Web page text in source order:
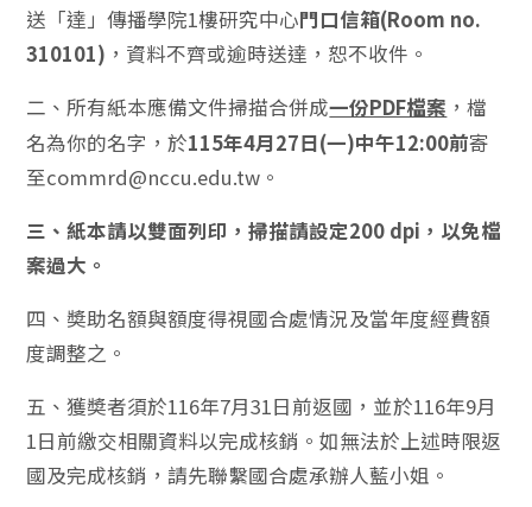
送「達」傳播學院1樓研究中心門口信箱(Room no.
310101) ，資料不齊或逾時送達，恕不收件。
二、所有紙本應備文件掃描合併成一份PDF檔案 ，檔
名為你的名字，於115年4月27日(一)中午12:00前寄
至commrd@nccu.edu.tw。
三、紙本請以雙面列印，掃描請設定200 dpi，以免檔
案過大。
四、奬助名額與額度得視國合處情況及當年度經費額
度調整之。
五、獲奬者須於116年7月31日前返國，並於116年9月
1日前繳交相關資料以完成核銷。如無法於上述時限返
國及完成核銷，請先聯繫國合處承辦人藍小姐。